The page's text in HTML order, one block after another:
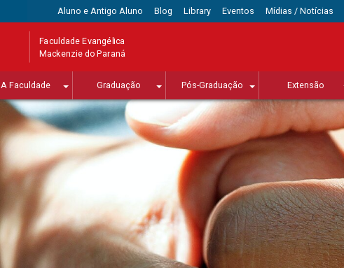
Aluno e Antigo Aluno Blog Library Eventos Mídias / Notícias
Faculdade Evangélica
Mackenzie do Paraná
A Faculdade Graduação Pós-Graduação Extensão